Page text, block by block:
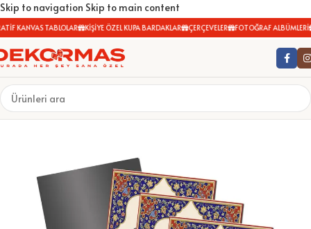
Skip to navigation Skip to main content
KANVAS TABLOLAR KİŞİYE ÖZEL KUPA BARDAKLAR ÇERÇEVELER FOTOĞRAF ALBÜMLERİ